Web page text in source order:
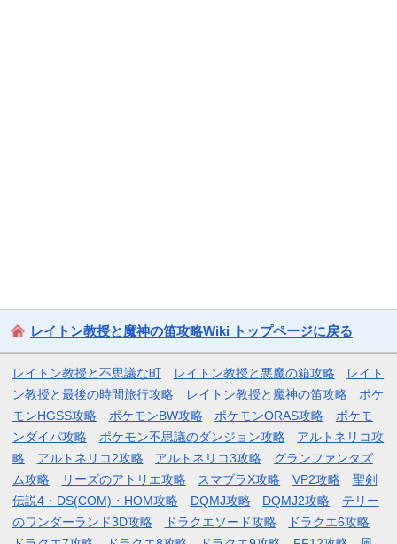
レイトン教授と魔神の笛攻略Wiki トップページに戻る
レイトン教授と不思議な町 レイトン教授と悪魔の箱攻略
レイト
ン教授と最後の時間旅行攻略
レイトン教授と魔神の笛攻略
ポケ
モンHGSS攻略
ポケモンBW攻略 ポケモンORAS攻略
ポケモ
ンダイパ攻略
ポケモン不思議のダンジョン攻略
アルトネリコ攻
略
アルトネリコ2攻略 アルトネリコ3攻略
グランファンタズ
ム攻略
リーズのアトリエ攻略 スマブラX攻略 VP2攻略
聖剣
伝説4・DS(COM)・HOM攻略
DQMJ攻略 DQMJ2攻略
テリー
のワンダーランド3D攻略
ドラクエソード攻略
ドラクエ6攻略